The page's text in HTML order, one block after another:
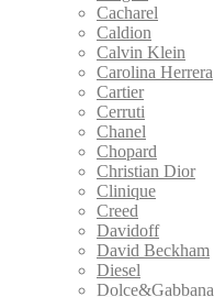
Cacharel
Caldion
Calvin Klein
Carolina Herrera
Cartier
Cerruti
Chanel
Chopard
Christian Dior
Clinique
Creed
Davidoff
David Beckham
Diesel
Dolce&Gabbana